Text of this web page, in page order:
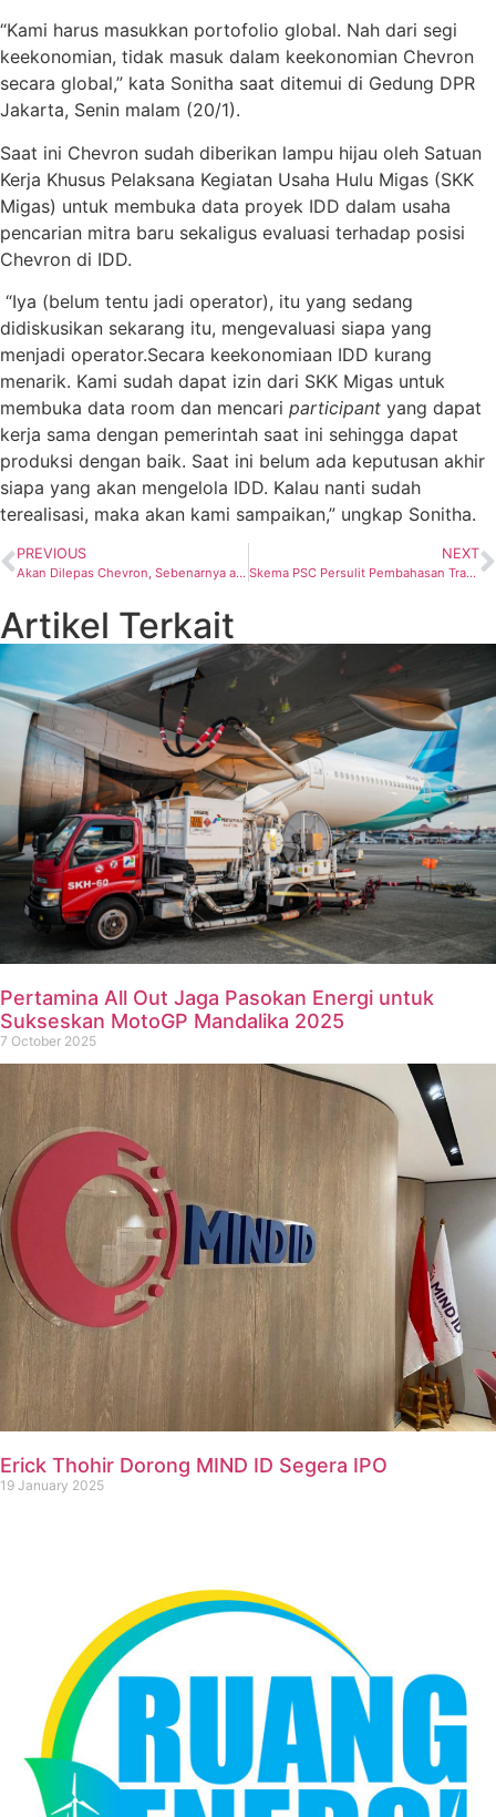
“Kami harus masukkan portofolio global. Nah dari segi
keekonomian, tidak masuk dalam keekonomian Chevron
secara global,” kata Sonitha saat ditemui di Gedung DPR
Jakarta, Senin malam (20/1).
Saat ini Chevron sudah diberikan lampu hijau oleh Satuan
Kerja Khusus Pelaksana Kegiatan Usaha Hulu Migas (SKK
Migas) untuk membuka data proyek IDD dalam usaha
pencarian mitra baru sekaligus evaluasi terhadap posisi
Chevron di IDD.
“Iya (belum tentu jadi operator), itu yang sedang
didiskusikan sekarang itu, mengevaluasi siapa yang
menjadi operator.Secara keekonomiaan IDD kurang
menarik. Kami sudah dapat izin dari SKK Migas untuk
membuka data room dan mencari participant yang dapat
kerja sama dengan pemerintah saat ini sehingga dapat
produksi dengan baik. Saat ini belum ada keputusan akhir
siapa yang akan mengelola IDD. Kalau nanti sudah
terealisasi, maka akan kami sampaikan,” ungkap Sonitha.
PREVIOUS
Akan Dilepas Chevron, Sebenarnya apa sih Proyek IDD Tersebut?
NEXT
Skema PSC Persulit Pembahasan Transisi Blok Rokan
Artikel Terkait
Pertamina All Out Jaga Pasokan Energi untuk
Sukseskan MotoGP Mandalika 2025
7 October 2025
Erick Thohir Dorong MIND ID Segera IPO
19 January 2025